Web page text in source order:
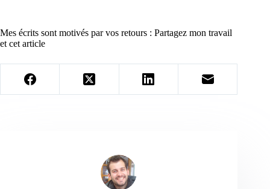
Mes écrits sont motivés par vos retours : Partagez mon travail
et cet article